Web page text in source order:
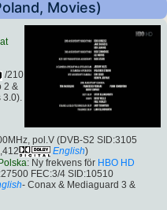
Movies)
/210
2 &
3.0).
pol.V (DVB-S2 SID:3105
,412 English)
: Ny frekvens för HBO HD
FEC:3/4 SID:10510
- Conax & Mediaguard 3 &